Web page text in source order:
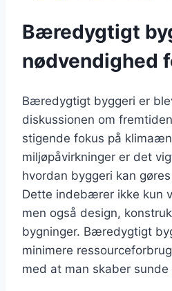
Bæredygtigt
nødvendighed
Bæredygtigt byggeri er
diskussionen om
stigende fokus på
miljøpåvirkninger er det
hvordan byggeri kan
Dette indebærer ikke kun
men også design,
bygninger. Bæredygtigt
minimere
med at man skaber